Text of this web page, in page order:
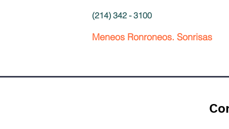
(214) 342 -3100
Meneos Ronroneos. Sonrisas